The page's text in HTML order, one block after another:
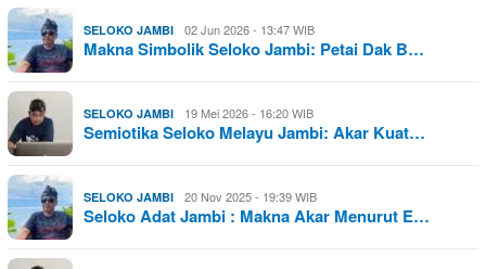
SELOKO JAMBI 02 Jun 2026 - 13:47 WIB
Makna Simbolik Seloko Jambi: Petai Dak B…
SELOKO JAMBI 19 Mei 2026 - 16:20 WIB
Semiotika Seloko Melayu Jambi: Akar Kuat…
SELOKO JAMBI 20 Nov 2025 - 19:39 WIB
Seloko Adat Jambi : Makna Akar Menurut E…